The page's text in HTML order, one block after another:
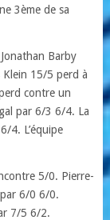
3ème de sa
Barby
15/5 perd à
contre un
par 6/3 6/4. La
4. L’équipe
5/0. Pierre-
6/0 6/0.
7/5 6/2.